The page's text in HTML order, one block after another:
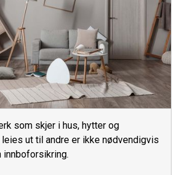
som skjer i hus, hytter og
ut til andre er ikke nødvendigvis
innboforsikring.